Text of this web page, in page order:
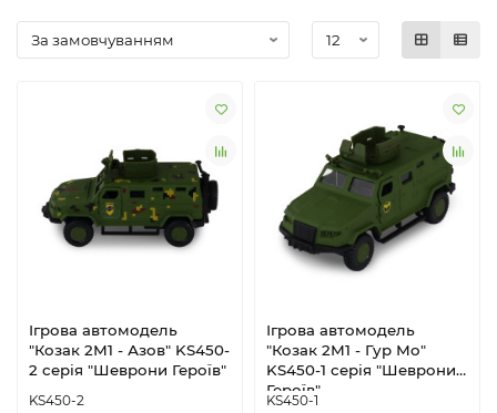
Ігрова автомодель
"Козак 2М1 - Азов" KS450-
2 серія "Шеврони Героїв"
KS450-2
Ігрова автомодель
"Козак 2М1 - Гур Мо"
KS450-1 серія "Шеврони
Героїв"
KS450-1